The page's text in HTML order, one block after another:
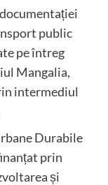
public
pe întreg
Mangalia,
intermediul
Durabile
prin
și